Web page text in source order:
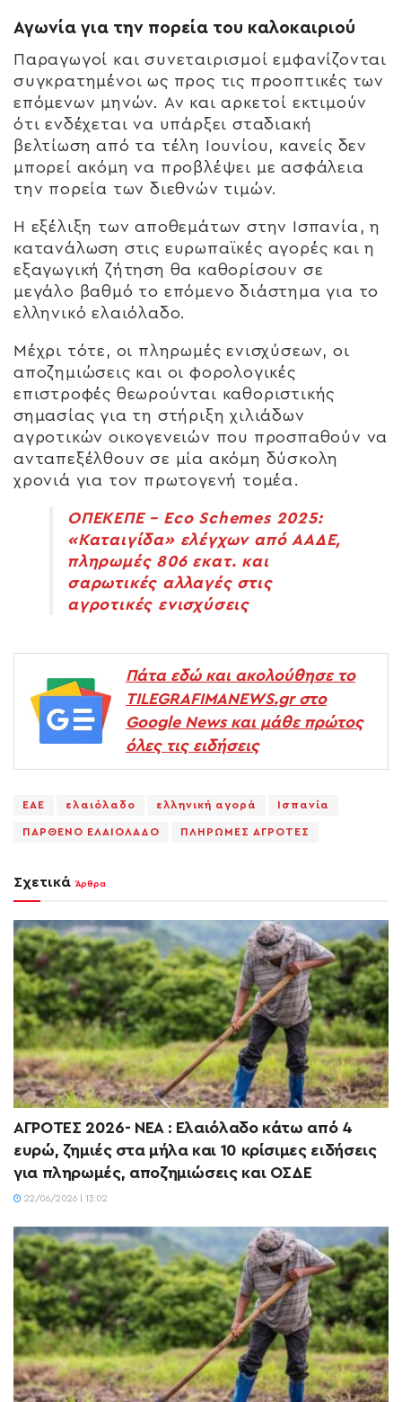
Αγωνία για την πορεία του καλοκαιριού
Παραγωγοί και συνεταιρισμοί εμφανίζονται
συγκρατημένοι ως προς τις προοπτικές των
επόμενων μηνών. Αν και αρκετοί εκτιμούν
ότι ενδέχεται να υπάρξει σταδιακή
βελτίωση από τα τέλη Ιουνίου, κανείς δεν
μπορεί ακόμη να προβλέψει με ασφάλεια
την πορεία των διεθνών τιμών.
Η εξέλιξη των αποθεμάτων στην Ισπανία, η
κατανάλωση στις ευρωπαϊκές αγορές και η
εξαγωγική ζήτηση θα καθορίσουν σε
μεγάλο βαθμό το επόμενο διάστημα για το
ελληνικό ελαιόλαδο.
Μέχρι τότε, οι πληρωμές ενισχύσεων, οι
αποζημιώσεις και οι φορολογικές
επιστροφές θεωρούνται καθοριστικής
σημασίας για τη στήριξη χιλιάδων
αγροτικών οικογενειών που προσπαθούν να
ανταπεξέλθουν σε μία ακόμη δύσκολη
χρονιά για τον πρωτογενή τομέα.
ΟΠΕΚΕΠΕ – Eco Schemes 2025:
«Καταιγίδα» ελέγχων από ΑΑΔΕ,
πληρωμές 806 εκατ. και
σαρωτικές αλλαγές στις
αγροτικές ενισχύσεις
Πάτα εδώ και ακολούθησε το
TILEGRAFIMANEWS.gr στο
Google News και μάθε πρώτος
όλες τις ειδήσεις
ΕΑΕ ελαιόλαδο ελληνική αγορά Ισπανία
ΠΑΡΘΕΝΟ ΕΛΑΙΟΛΑΔΟ ΠΛΗΡΩΜΕΣ ΑΓΡΟΤΕΣ
Σχετικά Άρθρα
ΑΓΡΟΤΕΣ 2026- ΝΕΑ : Ελαιόλαδο κάτω από 4
ευρώ, ζημιές στα μήλα και 10 κρίσιμες ειδήσεις
για πληρωμές, αποζημιώσεις και ΟΣΔΕ
22/06/2026 | 13:02